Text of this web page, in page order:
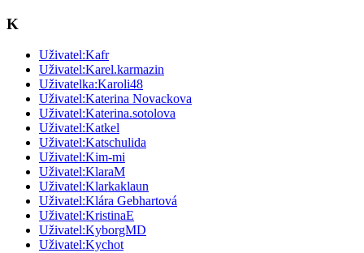
K
Uživatel:Kafr
Uživatel:Karel.karmazin
Uživatelka:Karoli48
Uživatel:Katerina Novackova
Uživatel:Katerina.sotolova
Uživatel:Katkel
Uživatel:Katschulida
Uživatel:Kim-mi
Uživatel:KlaraM
Uživatel:Klarkaklaun
Uživatel:Klára Gebhartová
Uživatel:KristinaE
Uživatel:KyborgMD
Uživatel:Kychot